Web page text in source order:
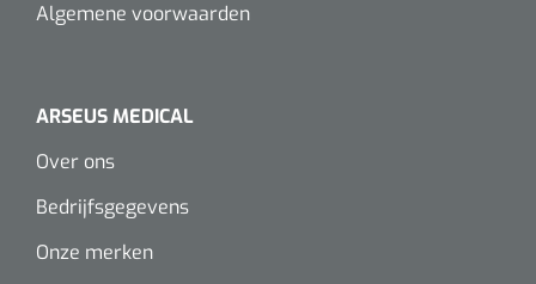
Algemene voorwaarden
ARSEUS MEDICAL
Over ons
Bedrijfsgegevens
Onze merken